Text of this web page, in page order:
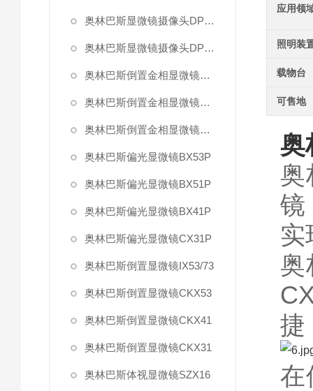
奥林巴斯显微镜摄像头DP26
奥林巴斯显微镜摄像头DP21
奥林巴斯倒置金相显微镜GX71
奥林巴斯倒置金相显微镜GX51
奥林巴斯倒置金相显微镜GX41
奥林巴斯偏光显微镜BX53P
奥林巴斯偏光显微镜BX51P
奥林巴斯偏光显微镜BX41P
奥林巴斯偏光显微镜CX31P
奥林巴斯倒置显微镜IX53/73
奥林巴斯倒置显微镜CKX53
奥林巴斯倒置显微镜CKX41
奥林巴斯倒置显微镜CKX31
奥林巴斯体视显微镜SZX16
应用领
照明装
载物台
可售地
奥
奥
镜
实
奥
捷
在